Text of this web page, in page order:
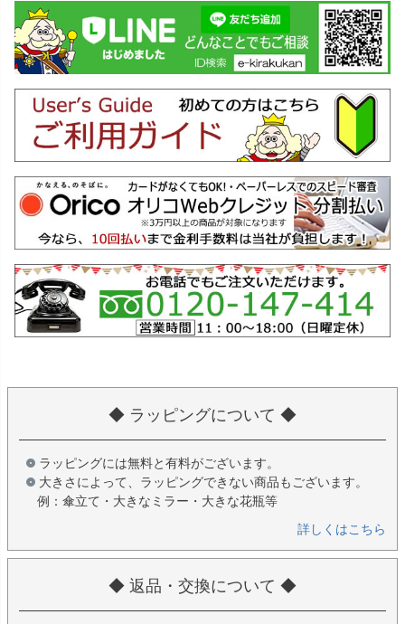
◆ ラッピングについて ◆
ラッピングには無料と有料がございます。
大きさによって、ラッピングできない商品もございます。
例：傘立て・大きなミラー・大きな花瓶等
詳しくはこちら
◆ 返品・交換について ◆